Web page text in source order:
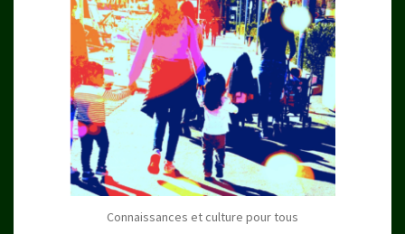
Connaissances et culture pour tous